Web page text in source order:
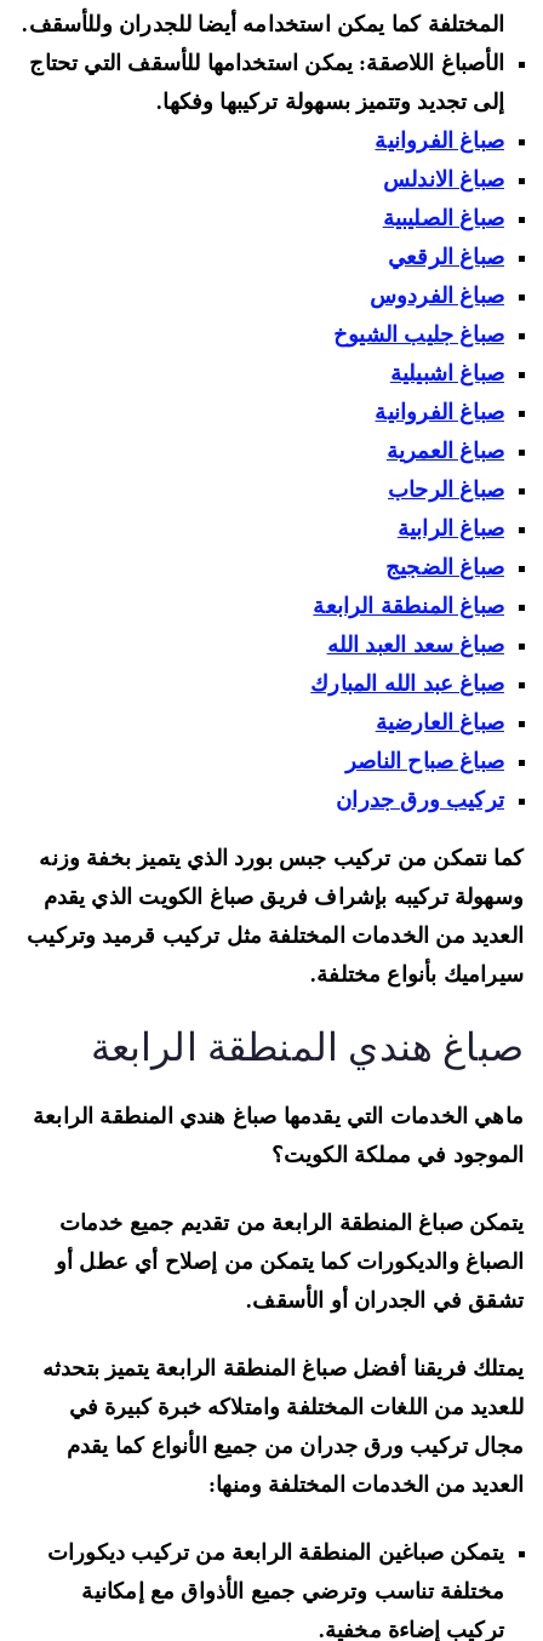
المختلفة كما يمكن استخدامه أيضا للجدران وللأسقف.
الأصباغ اللاصقة: يمكن استخدامها للأسقف التي تحتاج
إلى تجديد وتتميز بسهولة تركيبها وفكها.
صباغ الفروانية
صباغ الاندلس
صباغ الصليبية
صباغ الرقعي
صباغ الفردوس
صباغ جليب الشيوخ
صباغ اشبيلية
صباغ الفروانية
صباغ العمرية
صباغ الرحاب
صباغ الرابية
صباغ الضجيج
صباغ المنطقة الرابعة
صباغ سعد العبد الله
صباغ عبد الله المبارك
صباغ العارضية
صباغ صباح الناصر
تركيب ورق جدران
نتمكن من تركيب جبس بورد الذي يتميز بخفة وزنه
تركيبه بإشراف فريق صباغ الكويت الذي يقدم
من الخدمات المختلفة مثل تركيب قرميد وتركيب
بأنواع مختلفة.
هندي المنطقة الرابعة
الخدمات التي يقدمها صباغ هندي المنطقة الرابعة
في مملكة الكويت؟
صباغ المنطقة الرابعة من تقديم جميع خدمات
والديكورات كما يتمكن من إصلاح أي عطل أو
في الجدران أو الأسقف.
فريقنا أفضل صباغ المنطقة الرابعة يتميز بتحدثه
من اللغات المختلفة وامتلاكه خبرة كبيرة في
تركيب ورق جدران من جميع الأنواع كما يقدم
من الخدمات المختلفة ومنها:
يتمكن صباغين المنطقة الرابعة من تركيب ديكورات
مختلفة تناسب وترضي جميع الأذواق مع إمكانية
تركيب إضاءة مخفية.